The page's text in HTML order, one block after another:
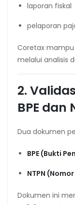
laporan fiskal
pelaporan
Coretax
melalui analisis
2.
BPE dan
Dua dokumen
BPE (Bukti
NTPN
Dokumen ini